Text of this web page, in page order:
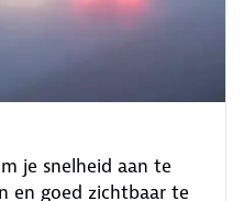
je snelheid aan te
en goed zichtbaar te